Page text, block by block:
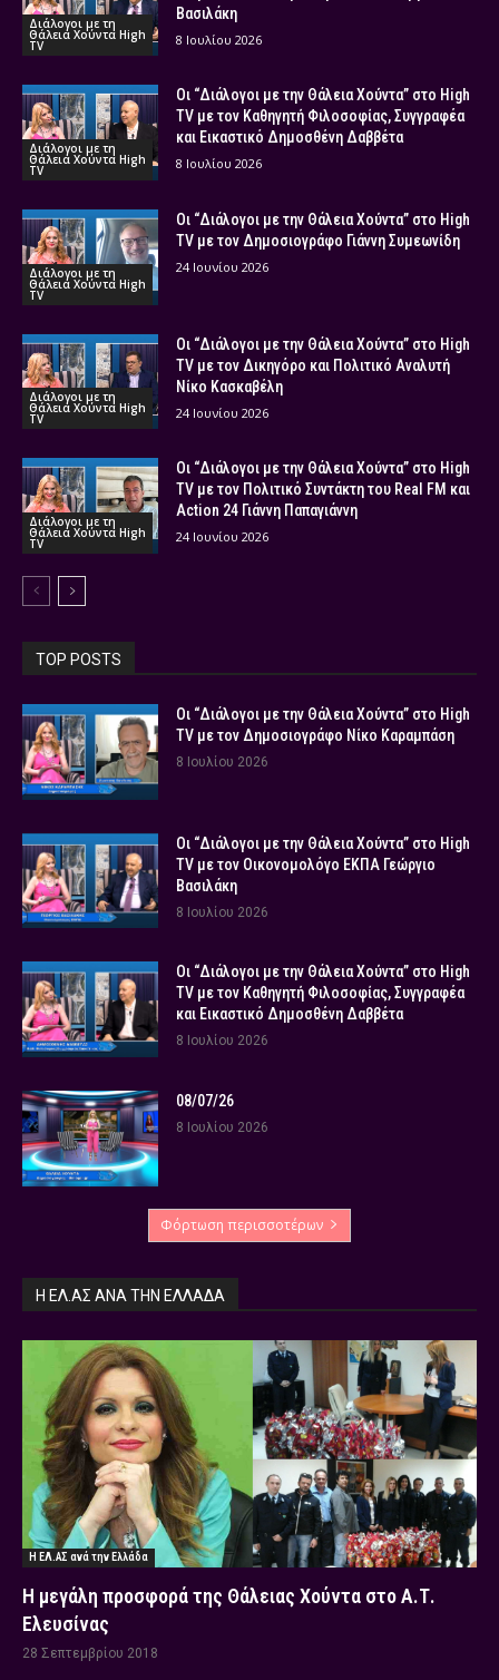
Διάλογοι με τη
Θάλεια Χούντα High
TV
Βασιλάκη
8 Ιουλίου 2026
Διάλογοι με τη
Θάλεια Χούντα High
TV
Οι “Διάλογοι με την Θάλεια Χούντα” στο High
TV με τον Καθηγητή Φιλοσοφίας, Συγγραφέα
και Εικαστικό Δημοσθένη Δαββέτα
8 Ιουλίου 2026
Διάλογοι με τη
Θάλεια Χούντα High
TV
Οι “Διάλογοι με την Θάλεια Χούντα” στο High
TV με τον Δημοσιογράφο Γιάννη Συμεωνίδη
24 Ιουνίου 2026
Διάλογοι με τη
Θάλεια Χούντα High
TV
Οι “Διάλογοι με την Θάλεια Χούντα” στο High
TV με τον Δικηγόρο και Πολιτικό Αναλυτή
Νίκο Κασκαβέλη
24 Ιουνίου 2026
Διάλογοι με τη
Θάλεια Χούντα High
TV
Οι “Διάλογοι με την Θάλεια Χούντα” στο High
TV με τον Πολιτικό Συντάκτη του Real FM και
Action 24 Γιάννη Παπαγιάννη
24 Ιουνίου 2026
TOP POSTS
Οι “Διάλογοι με την Θάλεια Χούντα” στο High
TV με τον Δημοσιογράφο Νίκο Καραμπάση
8 Ιουλίου 2026
Οι “Διάλογοι με την Θάλεια Χούντα” στο High
TV με τον Οικονομολόγο ΕΚΠΑ Γεώργιο
Βασιλάκη
8 Ιουλίου 2026
Οι “Διάλογοι με την Θάλεια Χούντα” στο High
TV με τον Καθηγητή Φιλοσοφίας, Συγγραφέα
και Εικαστικό Δημοσθένη Δαββέτα
8 Ιουλίου 2026
08/07/26
8 Ιουλίου 2026
Φόρτωση περισσοτέρων
Η ΕΛ.ΑΣ ΑΝΆ ΤΗΝ ΕΛΛΆΔΑ
Η ΕΛ.ΑΣ ανά την Ελλάδα
Η μεγάλη προσφορά της Θάλειας Χούντα στο Α.Τ.
Ελευσίνας
28 Σεπτεμβρίου 2018